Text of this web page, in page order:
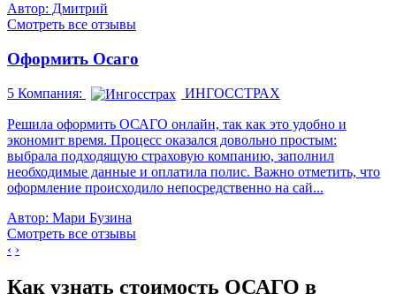
Автор: Дмитрий
Смотреть все отзывы
Оформить Осаго
5 Компания: ИНГОССТРАХ
Решила оформить ОСАГО онлайн, так как это удобно и
экономит время. Процесс оказался довольно простым:
выбрала подходящую страховую компанию, заполнил
необходимые данные и оплатила полис. Важно отметить, что
оформление происходило непосредственно на сай...
Автор: Мари Бузина
Смотреть все отзывы
‹ ›
Как узнать стоимость ОСАГО в